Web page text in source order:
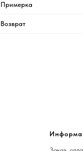
Примерка
Возврат